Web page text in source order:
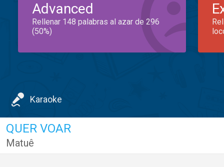
Advanced
Rellenar 148 palabras al azar de 296
(50%)
Karaoke
QUER VOAR
Matuê